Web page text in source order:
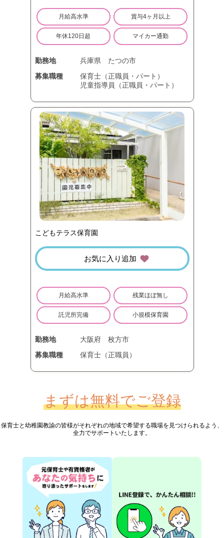
月給高水準 賞与4ヶ月以上
年休120日超 マイカー通勤
勤務地 兵庫県
たつの市
募集職種
保育士（正職員・パート）
児童指導員（正職員・パート）
こどもテラス保育園
お気に入り追加
月給高水準 残業ほぼ無し
託児所完備 小規模保育園
勤務地 大阪府
枚方市
募集職種
保育士（正職員）
まずは無料でご登録
保育士と幼稚園教諭の皆様がそれぞれの地域で希望する職場を見つけられるよう、
全力でサポートいたします。